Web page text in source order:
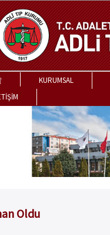
KURUMSAL
Oldu